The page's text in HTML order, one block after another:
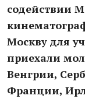
содействии
Москву для
приехали
Венгрии,
Франции,